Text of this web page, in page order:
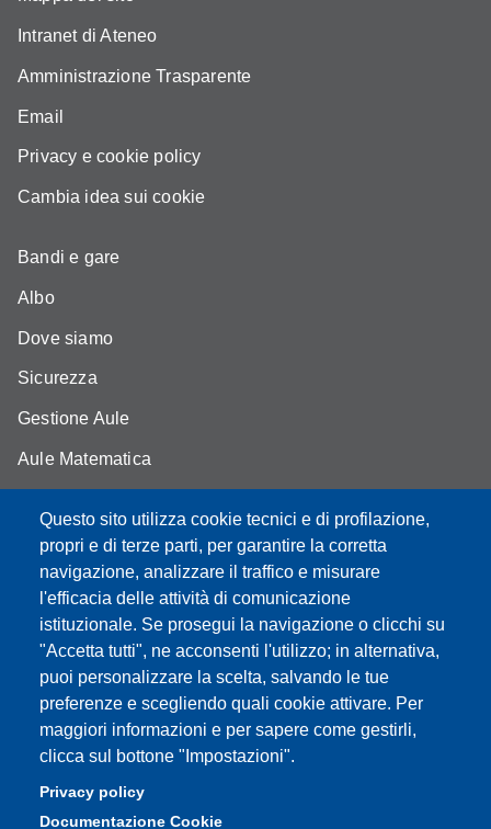
Questo sito utilizza cookie tecnici e di profilazione,
propri e di terze parti, per garantire la corretta
navigazione, analizzare il traffico e misurare
l'efficacia delle attività di comunicazione
istituzionale. Se prosegui la navigazione o clicchi su
"Accetta tutti", ne acconsenti l'utilizzo; in alternativa,
puoi personalizzare la scelta, salvando le tue
preferenze e scegliendo quali cookie attivare. Per
maggiori informazioni e per sapere come gestirli,
clicca sul bottone "Impostazioni".
Privacy policy
Documentazione Cookie
Intranet di Ateneo
Amministrazione Trasparente
Email
Privacy e cookie policy
Cambia idea sui cookie
Bandi e gare
Albo
Dove siamo
Sicurezza
Gestione Aule
Aule Matematica
Portale studenti
Moodle didattica online
Partita IVA: 00427620364
Dipartimento di Scienze Fisiche, Informatiche, Matematiche
Sede: Via Campi 213/A - 41125 Modena, Italy
dipfim@pec.unimore.it
Tel.: +39 059 205 5243; Fax: +39 059 205 5235